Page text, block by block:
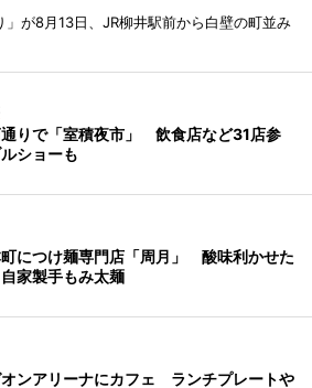
」が8月13日、JR柳井駅前から白壁の町並み
りで「室積夜市」 飲食店など31店参
ショーも
につけ麺専門店「周月」 酸味利かせた
家製手もみ太麺
ンアリーナにカフェ ランチプレートや